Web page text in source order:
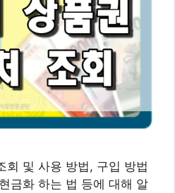
회 및 사용 방법, 구입 방법
금화 하는 법 등에 대해 알